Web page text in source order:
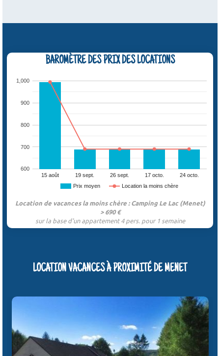
BAROMÈTRE DES PRIX DES LOCATIONS
Prix moyen Location la moins chère
15 août 19 sept. 26 sept. 17 octo. 24 octo.
600
700
800
900
1,000
Location de vacances la moins chère : Camping Le Lac (Menet)
> 690 €
sur la base d'un appartement 4 pers. pour 1 semaine
LOCATION VACANCES À PROXIMITÉ DE MENET